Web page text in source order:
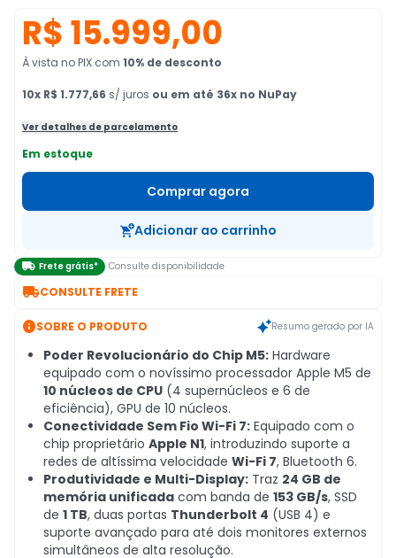
R$ 15.999,00
À vista no PIX com 10% de desconto
10x R$ 1.777,66 s/ juros ou em até 36x no NuPay
Ver detalhes de parcelamento
Em estoque
Comprar agora
Adicionar ao carrinho
 Frete grátis* Consulte disponibilidade
CONSULTE FRETE
SOBRE O PRODUTO Resumo gerado por IA
Poder Revolucionário do Chip M5: Hardware
equipado com o novíssimo processador Apple M5 de
10 núcleos de CPU (4 supernúcleos e 6 de
eficiência), GPU de 10 núcleos.
Conectividade Sem Fio Wi-Fi 7: Equipado com o
chip proprietário Apple N1, introduzindo suporte a
redes de altíssima velocidade Wi-Fi 7, Bluetooth 6.
Produtividade e Multi-Display: Traz 24 GB de
memória unificada com banda de 153 GB/s, SSD
de 1 TB, duas portas Thunderbolt 4 (USB 4) e
suporte avançado para até dois monitores externos
simultâneos de alta resolução.